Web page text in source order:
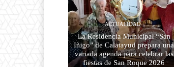
ACTUALIDAD
La Residencia Municipal “San
Iñigo” de Calatayud prepara una
variada agenda para celebrar las
fiestas de San Roque 2026